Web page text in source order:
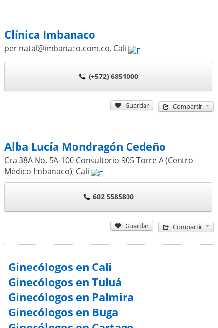
Clínica Imbanaco
perinatal@imbanaco.com.co, Cali
(+572) 6851000
Guardar Compartir
Alba Lucía Mondragón Cedeño
Cra 38A No. 5A-100 Consultorio 905 Torre A (Centro
Médico Imbanaco), Cali
602 5585800
Guardar Compartir
Ginecólogos en Cali
Ginecólogos en Tuluá
Ginecólogos en Palmira
Ginecólogos en Buga